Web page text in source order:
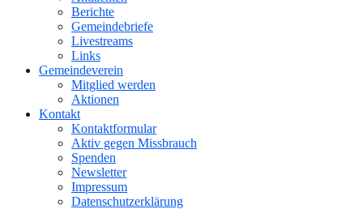
Berichte
Gemeindebriefe
Livestreams
Links
Gemeindeverein
Mitglied werden
Aktionen
Kontakt
Kontaktformular
Aktiv gegen Missbrauch
Spenden
Newsletter
Impressum
Datenschutzerklärung